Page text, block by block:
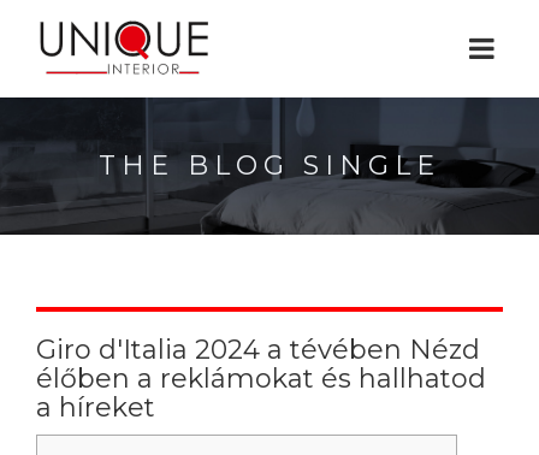
THE BLOG SINGLE
Giro d'Italia 2024 a tévében Nézd
élőben a reklámokat és hallhatod
a híreket